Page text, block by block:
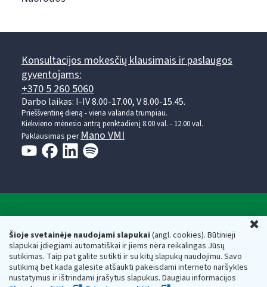
Šioje svetainėje naudojami slapukai(angl. cookies). Būtinieji
slapukai įdiegiami automatiškai ir jiems nėra reikalingas Jūsų
sutikimas. Taip pat galite sutikti ir su kitų slapukų naudojimu. Savo
sutikimą bet kada galėsite atšaukti pakeisdami interneto naršyklės
nustatymus ir ištrindami įrašytus slapukus. Daugiau informacijos
Konsultacijos mokesčių klausimais ir paslaugos
gyventojams:
+370 5 260 5060
Darbo laikas: I-IV 8.00-17.00, V 8.00-15.45.
Prieššventinę dieną - viena valanda trumpiau.
Kiekvieno mėnesio antrą penktadienį 8.00 val. - 12.00 val.
Paklausimas perMano VMI
Valstybinė mokesčių inspekcija prie Lietuvos
Respublikos finansų ministerijos
Biudžetinė įstaiga. Juridinio asmens kodas — 188659752,
adresas: Vasario 16-osios g. 14, 01107 Vilnius, Lietuva, el.paštas:
vmi@vmi.lt , E. pristatymo dėžutės adresas 188659752
Duomenys apie Valstybinę mokesčių inspekciją prie Lietuvos